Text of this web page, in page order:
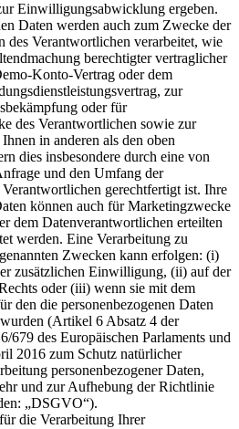
Einwilligungsabwicklung ergeben.
Daten werden auch zum Zwecke der
des Verantwortlichen verarbeitet, wie
berechtigter vertraglicher
Konto-Vertrag oder dem
zur
oder für
des Verantwortlichen sowie zur
in anderen als den oben
dies insbesondere durch eine von
und den Umfang der
gerechtfertigt ist. Ihre
können auch für Marketingzwecke
dem Datenverantwortlichen erteilten
werden. Eine Verarbeitung zu
Zwecken kann erfolgen: (i)
zusätzlichen Einwilligung, (ii) auf der
oder (iii) wenn sie mit dem
den die personenbezogenen Daten
(Artikel 6 Absatz 4 der
679 des Europäischen Parlaments und
2016 zum Schutz natürlicher
personenbezogener Daten,
und zur Aufhebung der Richtlinie
„DSGVO“).
die Verarbeitung Ihrer